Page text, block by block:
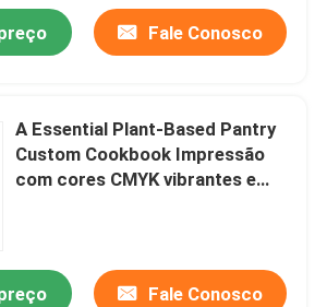
Fale Conosco
A Essential Plant-Based Pantry
Custom Cookbook Impressão
com cores CMYK vibrantes e
Fale Conosco